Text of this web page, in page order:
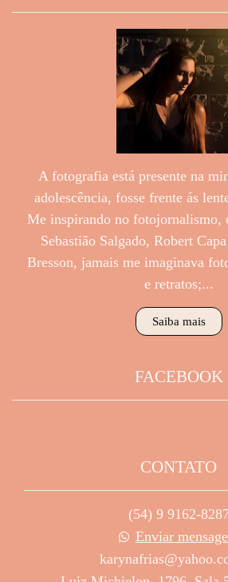
A fotografia está presente na
adolescência, fosse frente ás
Me inspirando no fotojornalismo,
Sebastião Salgado, Robert
Bresson, jamais me imaginava
e retratos;...
Saiba mais
FACEBOOK
CONTATO
(54) 9 9162-
Enviar